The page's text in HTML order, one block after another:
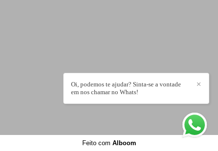
✕
Oi, podemos te ajudar? Sinta-se a vontade
em nos chamar no Whats!
Feito com Alboom